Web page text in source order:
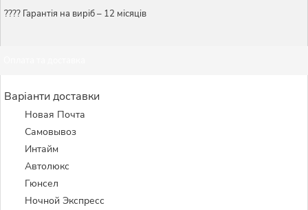
???? Гарантія на виріб – 12 місяців
Варіанти доставки
Новая Почта
Самовывоз
Интайм
Автолюкс
Гюнсел
Ночной Экспресс